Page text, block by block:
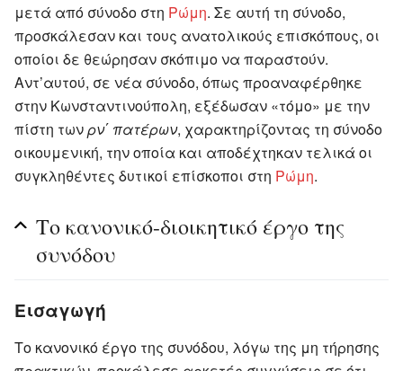
μετά από σύνοδο στη Ρώμη. Σε αυτή τη σύνοδο,
προσκάλεσαν και τους ανατολικούς επισκόπους, οι
οποίοι δε θεώρησαν σκόπιμο να παραστούν.
Αντ’αυτού, σε νέα σύνοδο, όπως προαναφέρθηκε
στην Κωνσταντινούπολη, εξέδωσαν «τόμο» με την
πίστη τωνρν΄ πατέρων, χαρακτηρίζοντας τη σύνοδο
οικουμενική, την οποία και αποδέχτηκαν τελικά οι
συγκληθέντες δυτικοί επίσκοποι στη Ρώμη.
Το κανονικό-διοικητικό έργο της
συνόδου
Εισαγωγή
Το κανονικό έργο της συνόδου, λόγω της μη τήρησης